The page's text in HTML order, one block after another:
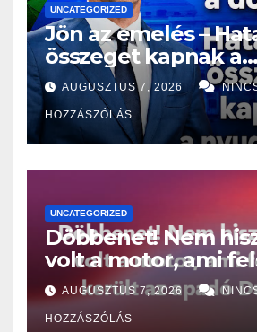
UNCATEGORIZED
Jön az emelés –
összeget kapnak a
nyugdíjasok!
AUGUSZTUS 7, 2026
HOZZÁSZÓLÁS
UNCATEGORIZED
Döbbenet! Nem
volt a motor, ami
került az apadó
AUGUSZTUS 7, 2026
HOZZÁSZÓLÁS